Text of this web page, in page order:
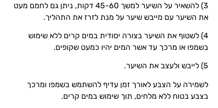
3) להשאיר על השיער למשך 45-60 דקות, ניתן גם לחמם מעט
את השיער עם מייבש שיער על מנת לזרז את התהליך.
4) לשטוף את השיער בצורה יסודית במים קרים ללא שימוש
בשמפו או מרכך עד אשר המים יהיו כמעט שקופים.
5) לייבש ולעצב את השיער.
לשמירה על הצבע לאורך זמן עדיף להשתמש בשמפו ומרכך
בצבע בטוח ללא מלחים, תוך שימוש במים קרים.